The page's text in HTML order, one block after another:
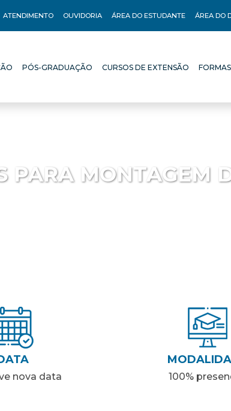
ATENDIMENTO OUVIDORIA ÁREA DO ESTUDANTE ÁREA DO
PÓS-GRADUAÇÃO
CURSOS DE EXTENSÃO
PARA MONTAGEM
nova data 100%